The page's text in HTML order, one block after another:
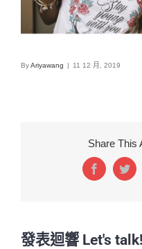
ByAriyawang | 11 12 月, 2019
Share This
Facebook
發表迴響 Let's talk!